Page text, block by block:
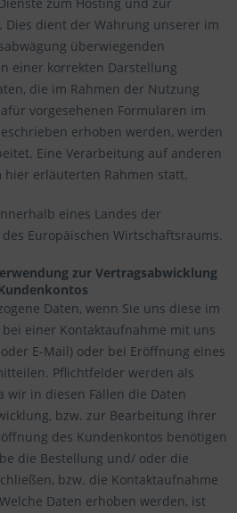
Dies dient der Wahrung unserer im
überwiegenden
einer korrekten Darstellung
die im Rahmen der Nutzung
vorgesehenen Formularen im
erhoben werden, werden
Eine Verarbeitung auf anderen
erläuterten Rahmen statt.
eines Landes der
Europäischen Wirtschaftsraums.
zur Vertragsabwicklung
Daten, wenn Sie uns diese im
einer Kontaktaufnahme mit uns
E-Mail) oder bei Eröffnung eines
Pflichtfelder werden als
wir in diesen Fällen die Daten
bzw. zur Bearbeitung Ihrer
des Kundenkontos benötigen
die Bestellung und/ oder die
bzw. die Kontaktaufnahme
Daten erhoben werden, ist